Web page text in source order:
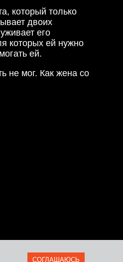
СОГЛАШАЮСЬ
который только
двоих
его
которых ей нужно
ей.
не мог. Как жена со